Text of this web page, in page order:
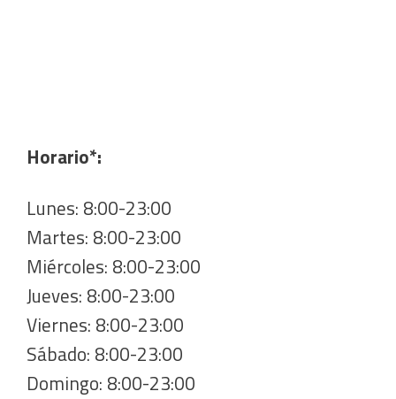
Horario*:
Lunes: 8:00-23:00
Martes: 8:00-23:00
Miércoles: 8:00-23:00
Jueves: 8:00-23:00
Viernes: 8:00-23:00
Sábado: 8:00-23:00
Domingo: 8:00-23:00